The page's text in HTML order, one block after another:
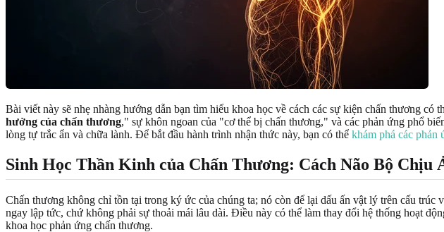
Bài viết này sẽ nhẹ nhàng hướng dẫn bạn tìm hiểu khoa học về cách các sự kiện chấn thương có
hưởng của chấn thương," sự khôn ngoan của "cơ thể bị chấn thương," và các phản ứng phổ
lòng tự trắc ẩn và chữa lành. Để bắt đầu hành trình nhận thức này, bạn có thể khám phá các phản
Sinh Học Thần Kinh của Chấn Thương: Cách Não Bộ Chịu
Chấn thương không chỉ tồn tại trong ký ức của chúng ta; nó còn để lại dấu ấn vật lý trên cấu
ngay lập tức, chứ không phải sự thoải mái lâu dài. Điều này có thể làm thay đổi hệ thống hoạt
khoa học phản ứng chấn thương.